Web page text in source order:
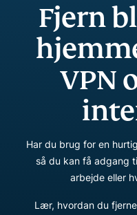
Fjern
VPN
Har du brug for en
så du kan få adgang
arbejde eller
Lær, hvordan du